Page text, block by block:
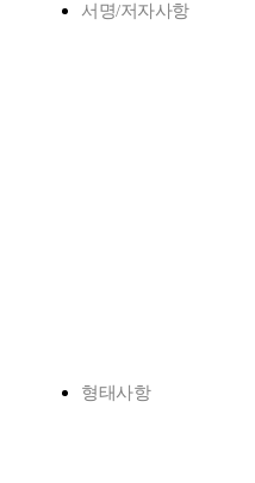
서명/저자사항
형태사항